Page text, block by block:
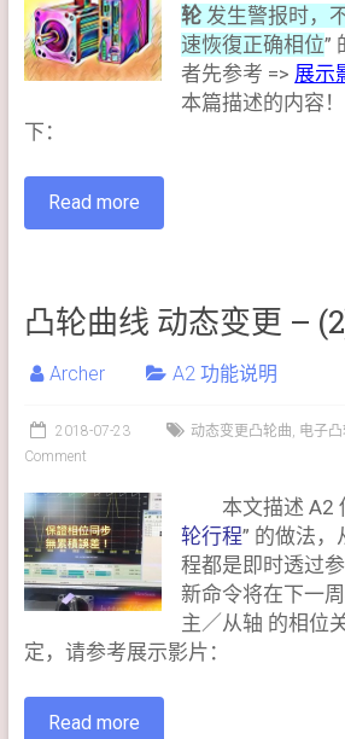
轮 发生警报时，
速恢復正确相位”
者先参考 => 展示
本篇描述的内容
下：
Read more
凸轮曲线 动态变更 –
Archer A2 功能说明
2018-07-23 动态变更凸轮曲, 电子凸
Comment
本文描述 A2
轮行程” 的做法
程都是即时透过
新命令将在下一
主／从轴 的相位
定，请参考展示影片：
Read more